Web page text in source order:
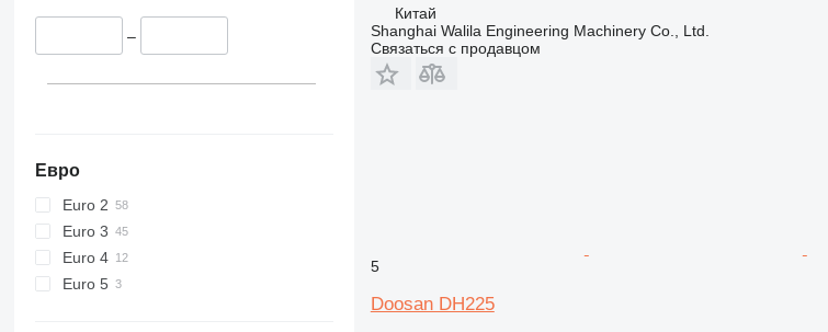
424
–
Евро
Euro 2
Euro 3
Euro 4
Euro 5
Китай
Shanghai Walila Engineering Machinery Co., Ltd.
Связаться с продавцом
5
Doosan DH225